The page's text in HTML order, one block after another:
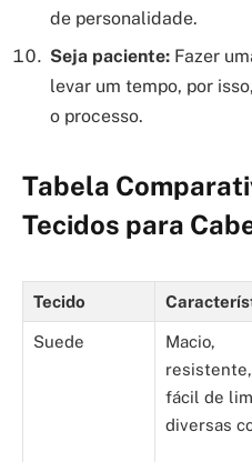
de personalidade.
Seja paciente: Fazer
levar um tempo, por
o processo.
Tabela
Tecidos para
Tecido
Suede
Macio,
resistente,
fácil de
diversas